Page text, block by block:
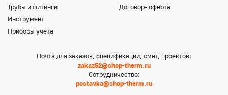
Трубы и фитинги
Инструмент
Приборы учета
Договор- оферта
Почта для заказов, спецификации, смет, проектов:
zakaz52@shop-therm.ru
Сотрудничество:
postavka@shop-therm.ru